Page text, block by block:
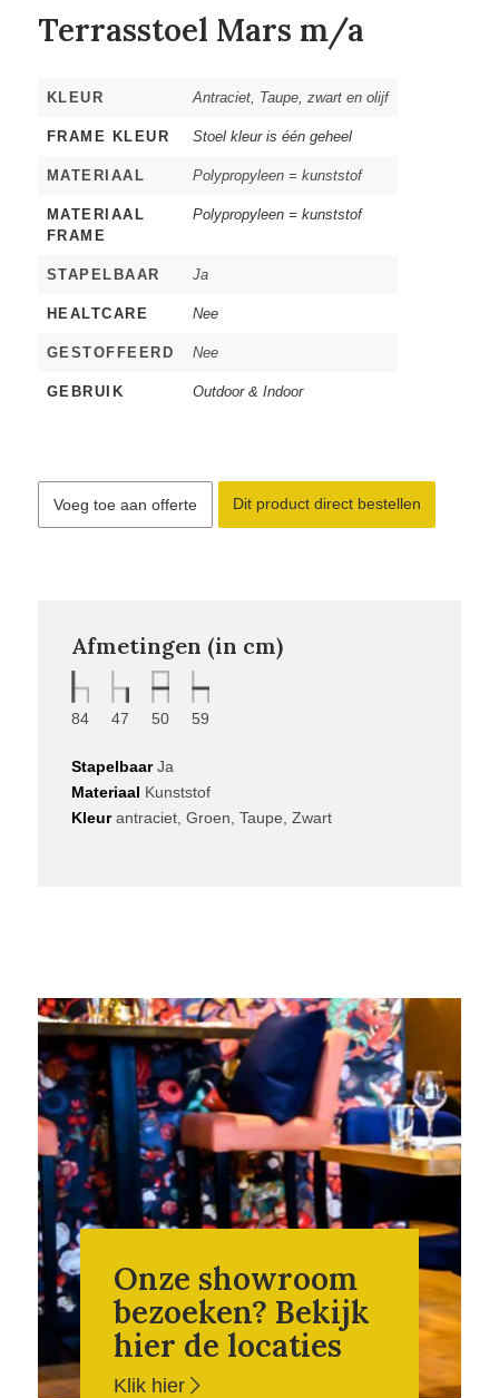
Terrasstoel Mars m/a
KLEUR Antraciet, Taupe, zwart en olijf
FRAME KLEUR Stoel kleur is één geheel
MATERIAAL Polypropyleen = kunststof
MATERIAAL
FRAME
Polypropyleen = kunststof
STAPELBAAR Ja
HEALTCARE Nee
GESTOFFEERD Nee
GEBRUIK Outdoor & Indoor
Voeg toe aan offerte Dit product direct bestellen
Afmetingen (in cm)
84 47 50 59
StapelbaarJa
Materiaal Kunststof
Kleurantraciet, Groen, Taupe, Zwart
Onze showroom
bezoeken? Bekijk
hier de locaties
Klik hier